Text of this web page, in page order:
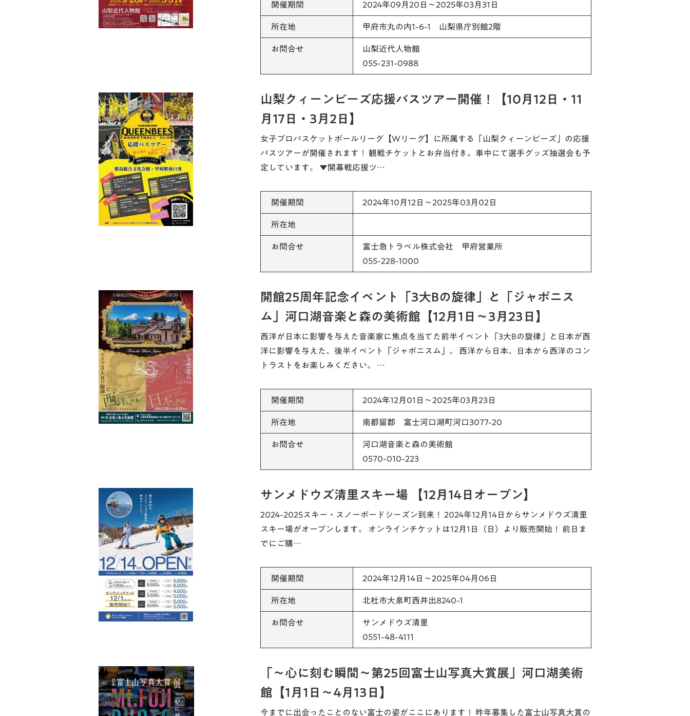
開催期間 2024年09月20日～2025年03月31日
所在地 甲府市丸の内1-6-1 山梨県庁別館2階
お問合せ
山梨近代人物館
055-231-0988
山梨クィーンビーズ応援バスツアー開催！【10月12日・11
月17日・3月2日】
女子プロバスケットボールリーグ【Wリーグ】に所属する「山梨クィーンビーズ」の応援
バスツアーが開催されます！ 観戦チケットとお弁当付き。車中にて選手グッズ抽選会も予
定しています。 ▼開幕戦応援ツ…
開催期間 2024年10月12日～2025年03月02日
所在地
お問合せ
富士急トラベル株式会社 甲府営業所
055-228-1000
開館25周年記念イベント「3大Bの旋律」と「ジャポニス
ム」河口湖音楽と森の美術館【12月1日～3月23日】
西洋が日本に影響を与えた音楽家に焦点を当てた前半イベント「3大Bの旋律」と日本が西
洋に影響を与えた、後半イベント「ジャポニスム」。 西洋から日本、日本から西洋のコン
トラストをお楽しみください。 …
開催期間 2024年12月01日～2025年03月23日
所在地 南都留郡 富士河口湖町河口3077-20
お問合せ
河口湖音楽と森の美術館
0570-010-223
サンメドウズ清里スキー場 【12月14日オープン】
2024-2025スキー・スノーボードシーズン到来！ 2024年12月14日からサンメドウズ清里
スキー場がオープンします。 オンラインチケットは12月1日（日）より販売開始！ 前日ま
でにご購…
開催期間 2024年12月14日～2025年04月06日
所在地 北杜市大泉町西井出8240-1
お問合せ
サンメドウズ清里
0551-48-4111
「～心に刻む瞬間～第25回富士山写真大賞展」河口湖美術
館【1月1日～4月13日】
今までに出会ったことのない富士の姿がここにあります！ 昨年募集した富士山写真大賞の